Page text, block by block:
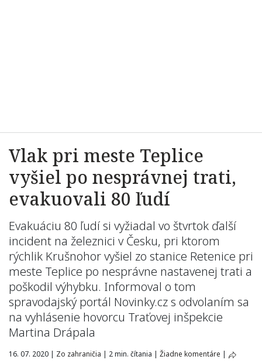
Vlak pri meste Teplice
vyšiel po nesprávnej trati,
evakuovali 80 ľudí
Evakuáciu 80 ľudí si vyžiadal vo štvrtok ďalší
incident na železnici v Česku, pri ktorom
rýchlik Krušnohor vyšiel zo stanice Retenice pri
meste Teplice po nesprávne nastavenej trati a
poškodil výhybku. Informoval o tom
spravodajský portál Novinky.cz s odvolaním sa
na vyhlásenie hovorcu Traťovej inšpekcie
Martina Drápala
16. 07. 2020 | Zo zahraničia | 2 min. čítania | Žiadne komentáre |